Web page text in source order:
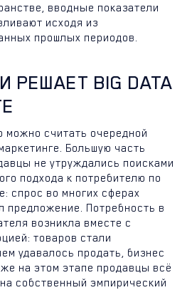
вводные показатели
исходя из
прошлых периодов.
РЕШАЕТ BIG DATA
можно считать очередной
Большую часть
не утруждались поисками
подхода к потребителю по
спрос во многих сферах
предложение. Потребность в
возникла вместе с
товаров стали
удавалось продать, бизнес
на этом этапе продавцы всё
собственный эмпирический